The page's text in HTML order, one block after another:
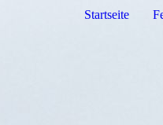
Startseite